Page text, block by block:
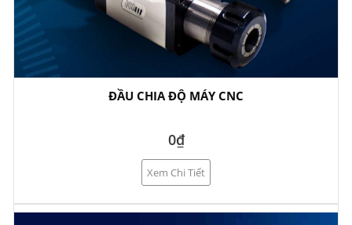
ĐẦU CHIA ĐỘ MÁY CNC
0₫
Xem Chi Tiết